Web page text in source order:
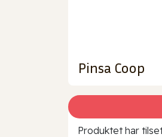
Pinsa Coop
Produktet har